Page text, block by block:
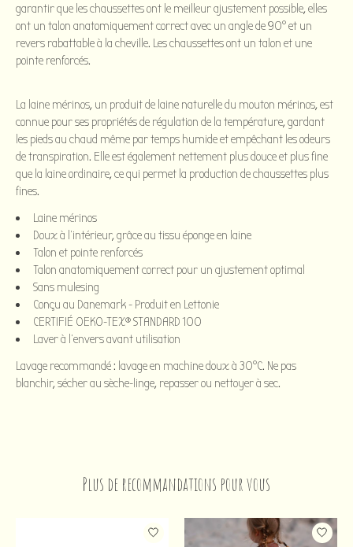
garantir que les chaussettes ont le meilleur ajustement possible, elles
ont un talon anatomiquement correct avec un angle de 90° et un
revers rabattable à la cheville. Les chaussettes ont un talon et une
pointe renforcés.
La laine mérinos, un produit de laine naturelle du mouton mérinos, est
connue pour ses propriétés de régulation de la température, gardant
les pieds au chaud même par temps humide et empêchant les odeurs
de transpiration. Elle est également nettement plus douce et plus fine
que la laine ordinaire, ce qui permet la production de chaussettes plus
fines.
Laine mérinos
Doux à l'intérieur, grâce au tissu éponge en laine
Talon et pointe renforcés
Talon anatomiquement correct pour un ajustement optimal
Sans mulesing
Conçu au Danemark - Produit en Lettonie
CERTIFIÉ OEKO-TEX® STANDARD 100
Laver à l'envers avant utilisation
Lavage recommandé : lavage en machine doux à 30°C. Ne pas
blanchir, sécher au sèche-linge, repasser ou nettoyer à sec.
Plus de recommandations pour vous
Articles du carrousel de produits